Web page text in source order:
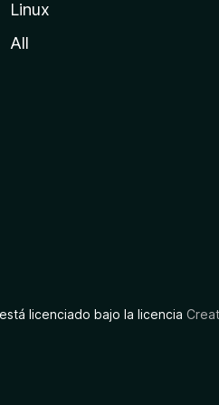
Linux
All
licenciado bajo la licencia